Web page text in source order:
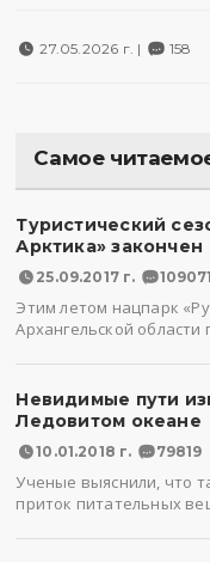
27.05.2026 г. | 158
Самое
Туристический
Арктика» закончен
25.09.2017 г. 109071
Этим летом нацпарк
Архангельской
Невидимые пути
Ледовитом океане
10.01.2018 г. 79819
Ученые выяснили, что
приток питательных